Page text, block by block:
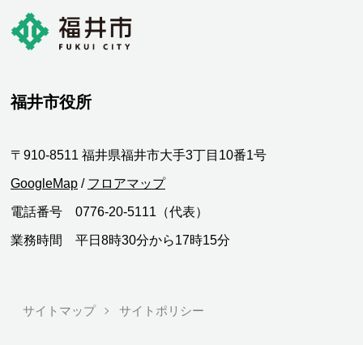
福井市役所
〒910-8511 福井県福井市大手3丁目10番1号
GoogleMap / フロアマップ
電話番号 0776-20-5111（代表）
業務時間 平日8時30分から17時15分
サイトマップ サイトポリシー